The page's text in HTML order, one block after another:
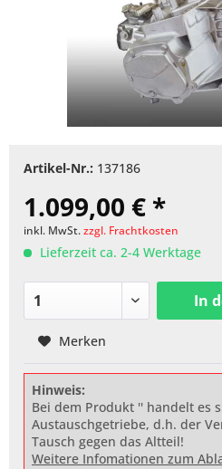
Artikel-Nr.: 137186
1.099,00 € *
inkl. MwSt.zzgl. Frachtkosten
Lieferzeit ca. 2-4 Werktage
In
Merken
Hinweis:
Bei dem Produkt '' handelt es
Austauschgetriebe, d.h. der
Tausch gegen das Altteil!
Weitere Infomationen zum